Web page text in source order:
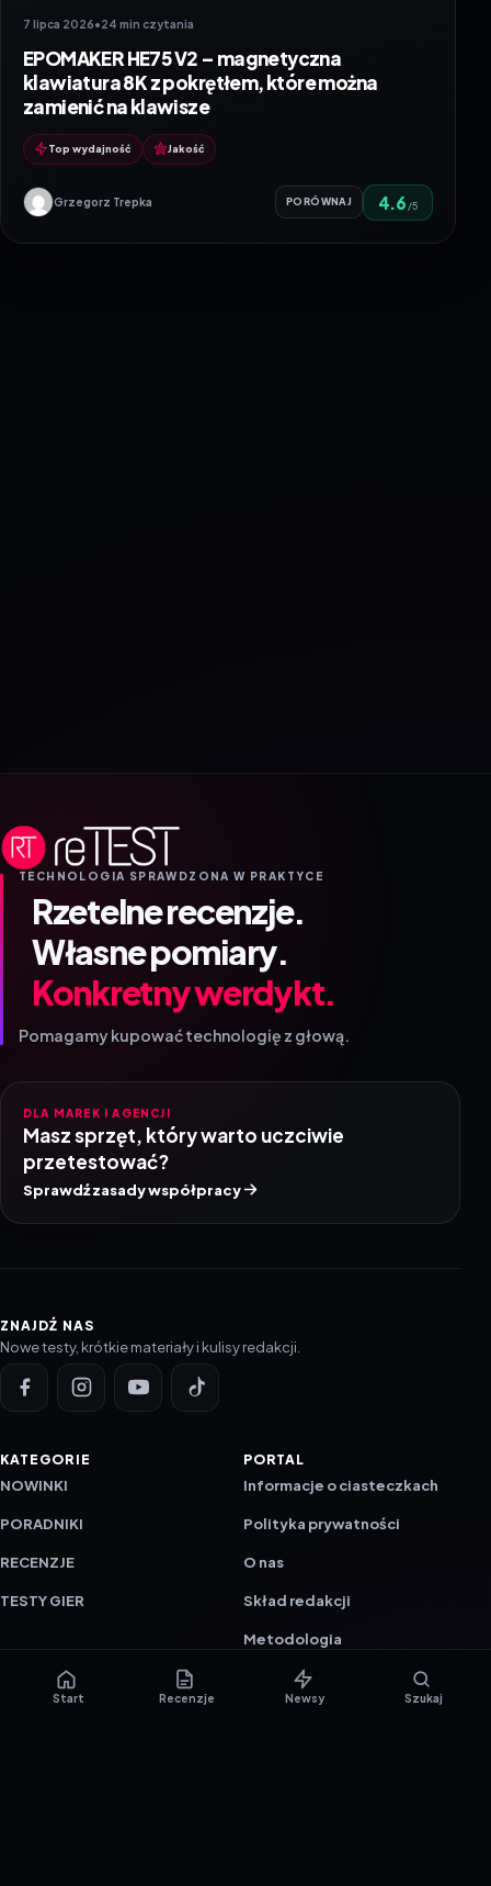
7 lipca 2026•24 min czytania
EPOMAKER HE75 V2 – magnetyczna
klawiatura 8K z pokrętłem, które można
zamienić na klawisze
Top wydajność Jakość
Grzegorz Trepka PORÓWNAJ 4.6 /5
TECHNOLOGIA SPRAWDZONA W PRAKTYCE
Rzetelne recenzje.
Własne pomiary.
Konkretny werdykt.
Pomagamy kupować technologię z głową.
DLA MAREK I AGENCJI
Masz sprzęt, który warto uczciwie
przetestować?
Sprawdź zasady współpracy
ZNAJDŹ NAS
Nowe testy, krótkie materiały i kulisy redakcji.
KATEGORIE
NOWINKI
PORADNIKI
RECENZJE
TESTY GIER
PORTAL
Informacje o ciasteczkach
Polityka prywatności
O nas
Skład redakcji
Metodologia
Polityka redakcyjna
Start Recenzje Newsy Szukaj